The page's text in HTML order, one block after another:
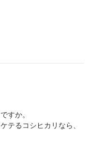
すか。
テるコシヒカリなら、